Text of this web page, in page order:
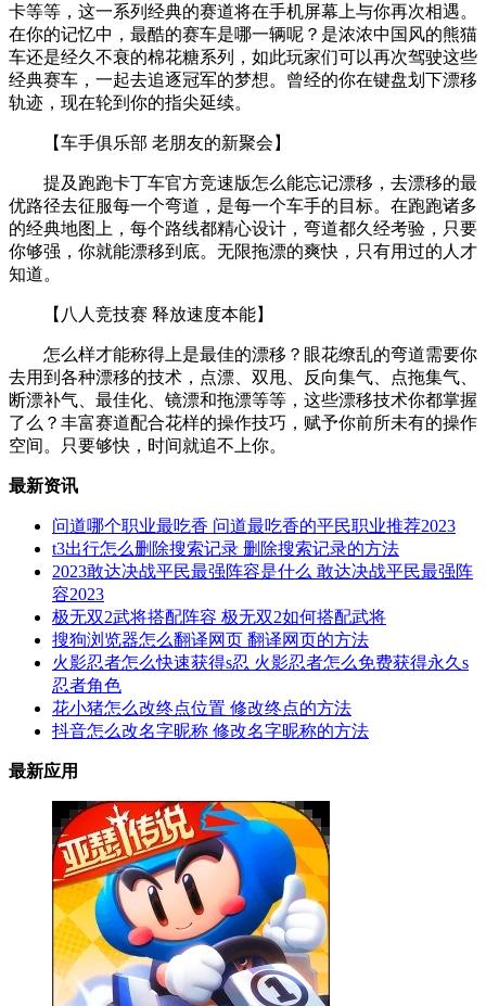
卡等等，这一系列经典的赛道将在手机屏幕上与你再次相遇。
在你的记忆中，最酷的赛车是哪一辆呢？是浓浓中国风的熊猫
车还是经久不衰的棉花糖系列，如此玩家们可以再次驾驶这些
经典赛车，一起去追逐冠军的梦想。曾经的你在键盘划下漂移
轨迹，现在轮到你的指尖延续。
【车手俱乐部 老朋友的新聚会】
提及跑跑卡丁车官方竞速版怎么能忘记漂移，去漂移的最
优路径去征服每一个弯道，是每一个车手的目标。在跑跑诸多
的经典地图上，每个路线都精心设计，弯道都久经考验，只要
你够强，你就能漂移到底。无限拖漂的爽快，只有用过的人才
知道。
【八人竞技赛 释放速度本能】
怎么样才能称得上是最佳的漂移？眼花缭乱的弯道需要你
去用到各种漂移的技术，点漂、双甩、反向集气、点拖集气、
断漂补气、最佳化、镜漂和拖漂等等，这些漂移技术你都掌握
了么？丰富赛道配合花样的操作技巧，赋予你前所未有的操作
空间。只要够快，时间就追不上你。
最新资讯
问道哪个职业最吃香 问道最吃香的平民职业推荐2023
t3出行怎么删除搜索记录 删除搜索记录的方法
2023敢达决战平民最强阵容是什么 敢达决战平民最强阵
容2023
极无双2武将搭配阵容 极无双2如何搭配武将
搜狗浏览器怎么翻译网页 翻译网页的方法
火影忍者怎么快速获得s忍 火影忍者怎么免费获得永久s
忍者角色
花小猪怎么改终点位置 修改终点的方法
抖音怎么改名字昵称 修改名字昵称的方法
最新应用